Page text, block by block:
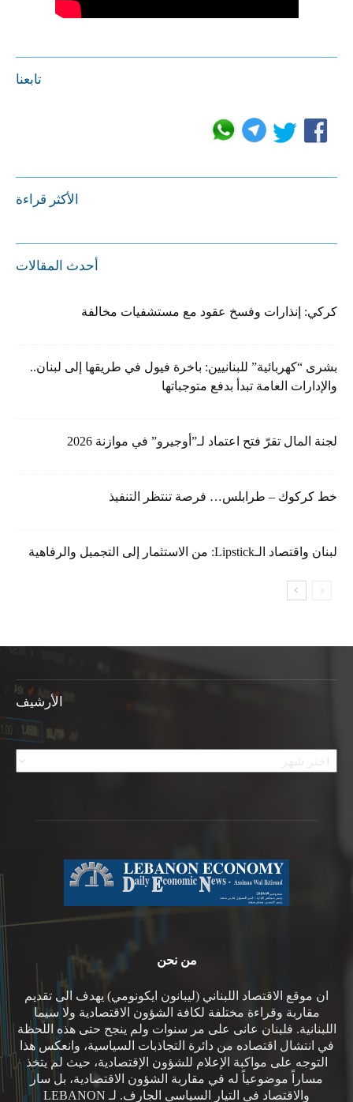
تابعنا
الأكثر قراءة
أحدث المقالات
كركي: إنذارات وفسخ عقود مع مستشفيات مخالفة
بشرى “كهربائية” للبنانيين: باخرة فيول في طريقها إلى لبنان..
والإدارات العامة تبدأ بدفع متوجباتها
لجنة المال تقرّ فتح اعتماد لـ”أوجيرو” في موازنة 2026
خط كركوك – طرابلس… فرصة تنتظر التنفيذ
لبنان واقتصاد الـLipstick: من الاستثمار إلى التجميل والرفاهية
الأرشيف
الأرشيف
من نحن
ان موقع الاقتصاد اللبناني (ليبانون ايكونومي) يهدف الى تقديم
مقاربة وقراءة مختلفة لكافة الشؤون الاقتصادية ولا سيما
اللبنانية. فلبنان عانى على مر سنوات ولم ينجح حتى هذه اللحظة
في انتشال اقتصاده من دائرة التجاذبات السياسية، وانعكس هذا
التوجه على مواكبة الإعلام للشؤون الإقتصادية، حيث لم يتخذ
مساراً موضوعياً له في مقاربة الشؤون الاقتصادية، بل سار
والاقتصاد في التيار السياسي الجارف. لـ LEBANON